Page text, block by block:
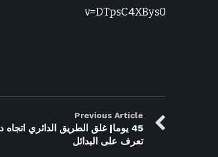
v=DTpsC4XBys0
Previous Article
45 يوما| غلق الطريق الدائري اتجاه
تعرف على البدائل